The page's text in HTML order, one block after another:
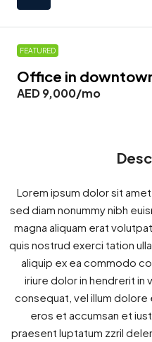
FEATURED
Office in
AED 9,000/mo
Lorem ipsum dolor sit
sed diam nonummy nibh
magna aliquam erat
quis nostrud exerci tation
aliquip ex ea commodo
iriure dolor in hendrerit
consequat, vel illum dolore
eros et accumsan et
praesent luptatum zzril